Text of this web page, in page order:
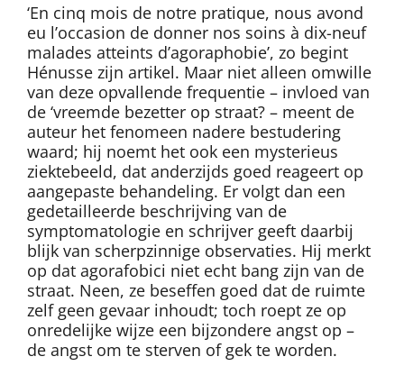
‘En cinq mois de notre pratique, nous avond
eu l’occasion de donner nos soins à dix-neuf
malades atteints d’agoraphobie’, zo begint
Hénusse zijn artikel. Maar niet alleen omwille
van deze opvallende frequentie – invloed van
de ‘vreemde bezetter op straat? – meent de
auteur het fenomeen nadere bestudering
waard; hij noemt het ook een mysterieus
ziektebeeld, dat anderzijds goed reageert op
aangepaste behandeling. Er volgt dan een
gedetailleerde beschrijving van de
symptomatologie en schrijver geeft daarbij
blijk van scherpzinnige observaties. Hij merkt
op dat agorafobici niet echt bang zijn van de
straat. Neen, ze beseffen goed dat de ruimte
zelf geen gevaar inhoudt; toch roept ze op
onredelijke wijze een bijzondere angst op –
de angst om te sterven of gek te worden.